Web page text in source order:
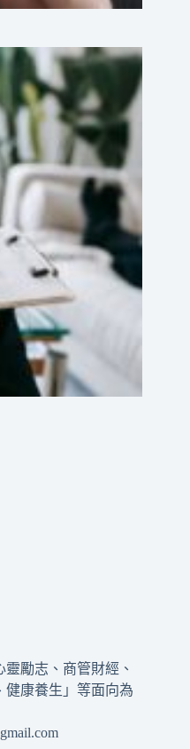
勵志、商管財經、
健康養生」等面向為